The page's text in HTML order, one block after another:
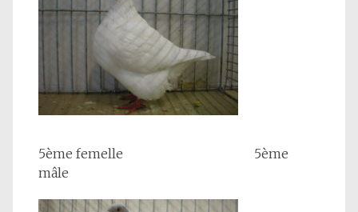
5ème femelle 5ème
mâle